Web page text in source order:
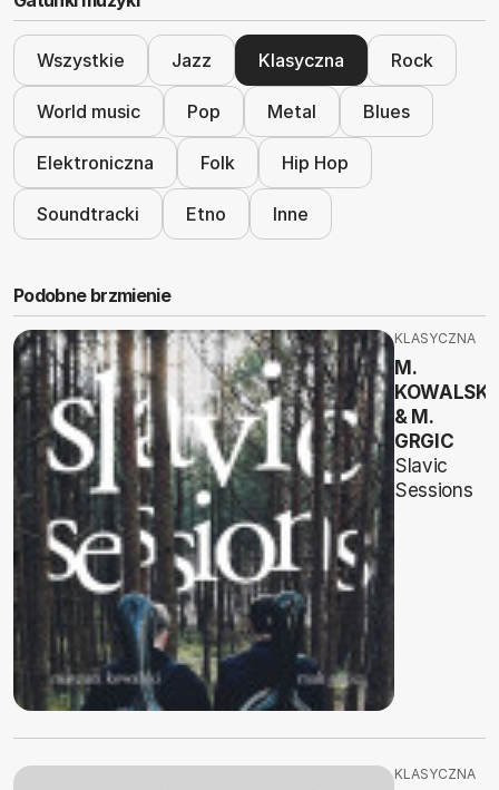
Wszystkie Jazz Klasyczna Rock
World music Pop Metal Blues
Elektroniczna Folk Hip Hop
Soundtracki Etno Inne
Podobne brzmienie
KLASYCZNA
M.
KOWALSKI
& M.
GRGIC
Slavic
Sessions
KLASYCZNA